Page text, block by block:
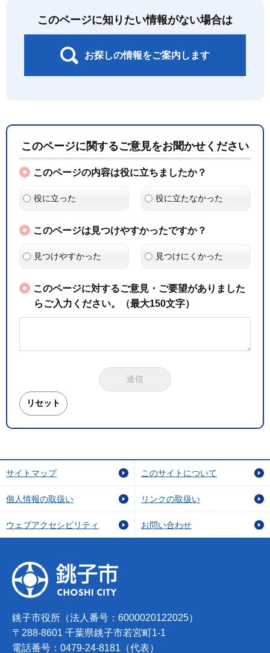
このページに知りたい情報がない場合は
お探しの情報をご案内します
このページに関するご意見をお聞かせください
このページの内容は役に立ちましたか？
役に立った 役に立たなかった
このページは見つけやすかったですか？
見つけやすかった 見つけにくかった
このページに対するご意見・ご要望がありました
らご入力ください。（最大150文字）
サイトマップ このサイトについて
個人情報の取扱い リンクの取扱い
ウェブアクセシビリティ お問い合わせ
銚子市役所（法人番号：6000020122025）
〒288-8601 千葉県銚子市若宮町1-1
電話番号：0479-24-8181（代表）